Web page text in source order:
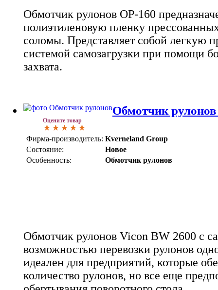
Обмотчик рулонов ОР-160
полиэтиленовую пленку
соломы. Представляет собой легкую
системой самозагрузки при помощи
захвата.
Оцените товар
Обмотчик
Фирма-производитель: Kverneland Group
Состояние:
Новое
Особенность:
Обмотчик рулонов
Обмотчик рулонов Vicon BW 2600 с
возможностью перевозки рулонов
идеален для предприятий, которые
количество рулонов, но все еще